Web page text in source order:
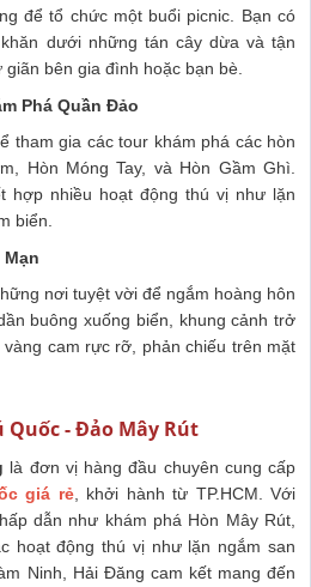
để tổ chức một buổi picnic. Bạn có
dưới những tán cây dừa và tận
bên gia đình hoặc bạn bè.
Phá Quần Đảo
tham gia các tour khám phá các hòn
Hòn Móng Tay, và Hòn Gầm Ghì.
hợp nhiều hoạt động thú vị như lặn
biển.
nơi tuyệt vời để ngắm hoàng hôn
buông xuống biển, khung cảnh trở
cam rực rỡ, phản chiếu trên mặt
Quốc - Đảo Mây Rút
là đơn vị hàng đầu chuyên cung cấp
giá rẻ, khởi hành từ TP.HCM. Với
dẫn như khám phá Hòn Mây Rút,
hoạt động thú vị như lặn ngắm san
Ninh, Hải Đăng cam kết mang đến